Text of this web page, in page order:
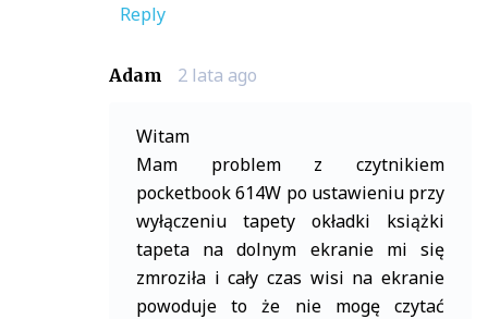
Reply
Adam 2 lata ago
Witam
Mam problem z czytnikiem
pocketbook 614W po ustawieniu przy
wyłączeniu tapety okładki książki
tapeta na dolnym ekranie mi się
zmroziła i cały czas wisi na ekranie
powoduje to że nie mogę czytać